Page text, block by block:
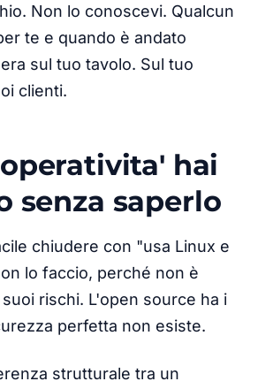
Non lo conoscevi. Qualcun
te e quando è andato
sul tuo tavolo. Sul tuo
clienti.
hai
senza saperlo
chiudere con "usa Linux e
lo faccio, perché non è
rischi. L'open source ha i
perfetta non esiste.
strutturale tra un